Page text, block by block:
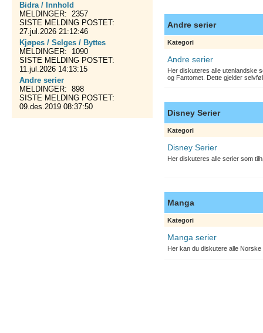
Bidra / Innhold
MELDINGER: 2357
SISTE MELDING POSTET:
27.jul.2026 21:12:46
Kjøpes / Selges / Byttes
MELDINGER: 1090
SISTE MELDING POSTET:
11.jul.2026 14:13:15
Andre serier
MELDINGER: 898
SISTE MELDING POSTET:
09.des.2019 08:37:50
Andre serier
Kategori
Andre serier
Her diskuteres alle utenlandske
og Fantomet. Dette gjelder
Disney Serier
Kategori
Disney Serier
Her diskuteres alle serier som
Manga
Kategori
Manga serier
Her kan du diskutere alle Norske